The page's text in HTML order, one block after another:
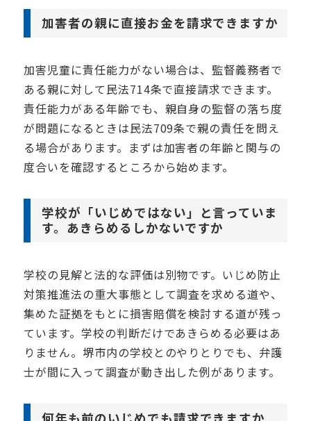
加害者の親に直接お金を請求できますか
加害児童に責任能力がない場合は、監督義務者で
ある親に対して民法714条で直接請求できます。
責任能力がある年齢でも、親自身の監督の落ち度
が問題になるときは民法709条で親の責任を問え
る場合があります。まずは加害者の年齢と関与の
度合いを確認するところから始めます。
学校が「いじめではない」と言っていま
す。あきらめるしかないですか
学校の見解と法的な評価は別物です。いじめ防止
対策推進法の重大事態として調査を求める道や、
集めた証拠をもとに損害賠償を検討する道が残っ
ています。学校の判断だけであきらめる必要はあ
りません。堺市内の学校とのやりとりでも、弁護
士が間に入って調査が動き出した例があります。